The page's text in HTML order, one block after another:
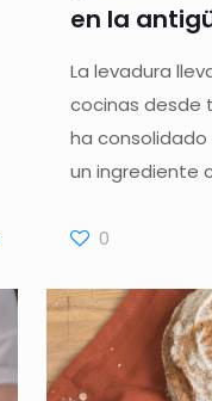
en la
La levadura
cocinas desde
ha
un ingrediente
0